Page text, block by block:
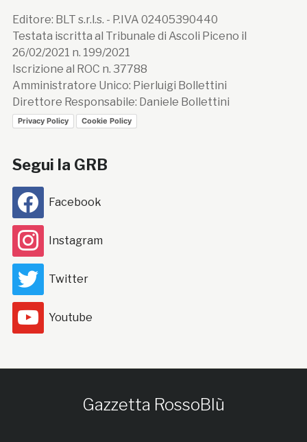
Editore: BLT s.r.l.s. - P.IVA 02405390440
Testata iscritta al Tribunale di Ascoli Piceno il
26/02/2021 n. 199/2021
Iscrizione al ROC n. 37788
Amministratore Unico: Pierluigi Bollettini
Direttore Responsabile: Daniele Bollettini
Privacy Policy Cookie Policy
Segui la GRB
Facebook
Instagram
Twitter
Youtube
Gazzetta RossoBlù